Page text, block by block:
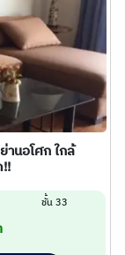
านอโศก ใกล้
ชั้น 33